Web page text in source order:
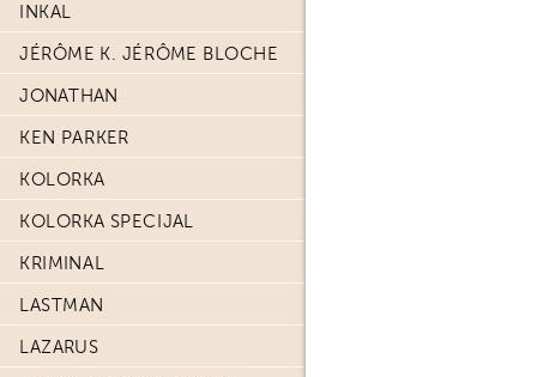
INKAL
JÉRÔME K. JÉRÔME BLOCHE
JONATHAN
KEN PARKER
KOLORKA
KOLORKA SPECIJAL
KRIMINAL
LASTMAN
LAZARUS